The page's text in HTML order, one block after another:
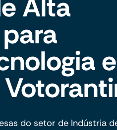
Alta
e
do setor de Indústria